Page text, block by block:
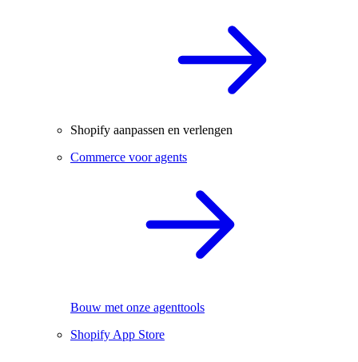
Shopify aanpassen en verlengen
Commerce voor agents
Bouw met onze agenttools
Shopify App Store